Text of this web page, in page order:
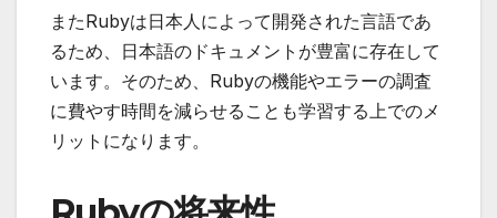
またRubyは日本人によって開発された言語であ
るため、 日本語のドキュメントが豊富に存在 して
います。そのため、Rubyの機能やエラーの調査
に費やす時間を減らせることも学習する上でのメ
リットになります。